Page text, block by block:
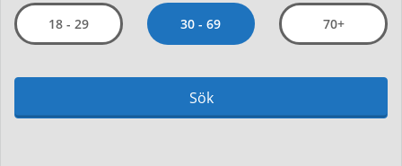
18 - 29 30 - 69 70+
Sök